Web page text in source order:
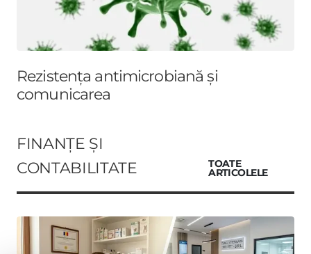
Rezistența antimicrobiană și
comunicarea
FINANȚE ȘI
CONTABILITATE
TOATE
ARTICOLELE